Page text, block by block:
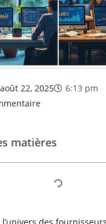
août 22, 2025
6:13 pm
matières